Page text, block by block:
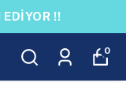
!!
0